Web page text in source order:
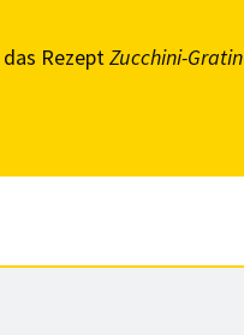
RezeptZucchini-Gratin